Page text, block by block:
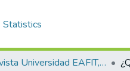
Statistics
Revista Universidad EAFIT, Vol. 39, Núm. 130 (2003)